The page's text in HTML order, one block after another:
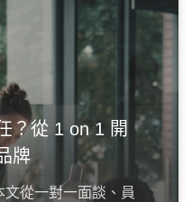
？從 1 on 1 開
牌
從一對一面談、員